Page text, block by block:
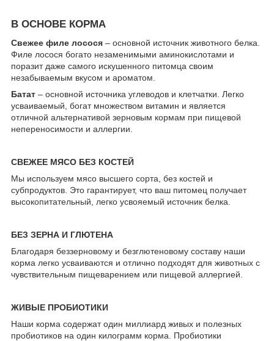
В ОСНОВЕ КОРМА
Свежее филе лосося – основной источник животного белка.
Филе лосося богато незаменимыми аминокислотами и
поразит даже самого искушенного питомца своим
незабываемым вкусом и ароматом.
Батат – основной источника углеводов и клетчатки. Легко
усваиваемый, богат множеством витамин и является
отличной альтернативой зерновым кормам при пищевой
непереносимости и аллергии.
СВЕЖЕЕ МЯСО БЕЗ КОСТЕЙ
Мы используем мясо высшего сорта, без костей и
субпродуктов. Это гарантирует, что ваш питомец получает
высокопитательный, легко усвояемый источник белка.
БЕЗ ЗЕРНА И ГЛЮТЕНА
Благодаря беззерновому и безглютеновому составу наши
корма легко усваиваются и отлично подходят для животных с
чувствительным пищеварением или пищевой аллергией.
ЖИВЫЕ ПРОБИОТИКИ
Наши корма содержат один миллиард живых и полезных
пробиотиков на один килограмм корма. Пробиотики